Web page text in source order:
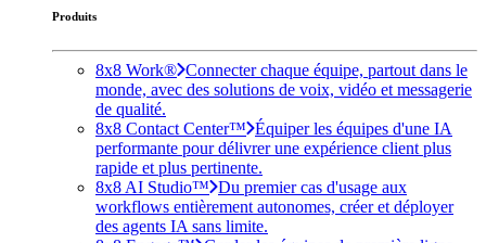
Produits
8x8 Work® Connecter chaque équipe, partout dans le
monde, avec des solutions de voix, vidéo et messagerie
de qualité.
8x8 Contact Center™ Équiper les équipes d'une IA
performante pour délivrer une expérience client plus
rapide et plus pertinente.
8x8 AI Studio™ Du premier cas d'usage aux
workflows entièrement autonomes, créer et déployer
des agents IA sans limite.